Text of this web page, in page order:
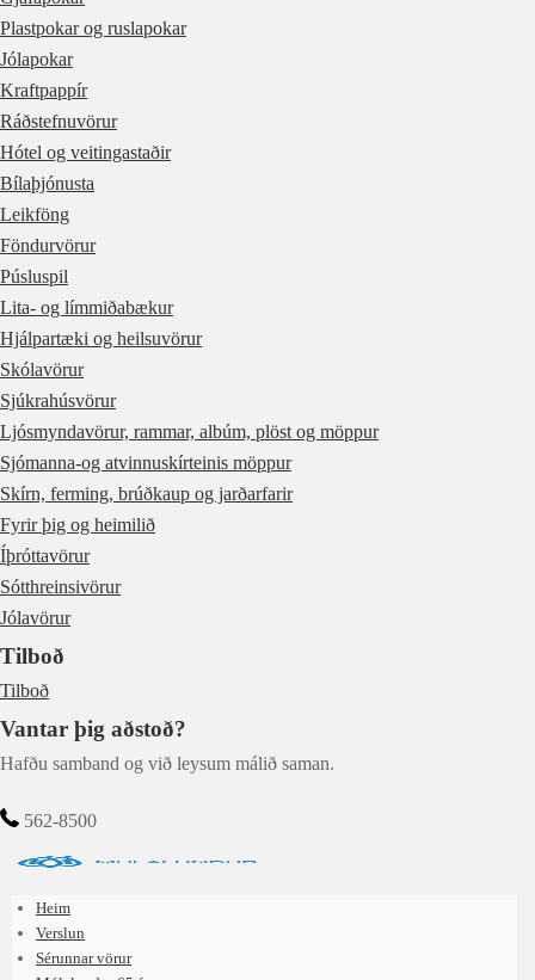
Plastpokar og ruslapokar
Jólapokar
Kraftpappír
Ráðstefnuvörur
Hótel og veitingastaðir
Bílaþjónusta
Leikföng
Föndurvörur
Púsluspil
Lita- og límmiðabækur
Hjálpartæki og heilsuvörur
Skólavörur
Sjúkrahúsvörur
Ljósmyndavörur, rammar, albúm, plöst og möppur
Sjómanna-og atvinnuskírteinis möppur
Skírn, ferming, brúðkaup og jarðarfarir
Fyrir þig og heimilið
Íþróttavörur
Sótthreinsivörur
Jólavörur
Tilboð
Tilboð
Vantar þig aðstoð?
Hafðu samband og við leysum málið saman.
562-8500
Heim
Verslun
Sérunnar vörur